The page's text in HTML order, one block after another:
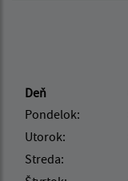
Deň
Pondelok:
Utorok:
Streda: